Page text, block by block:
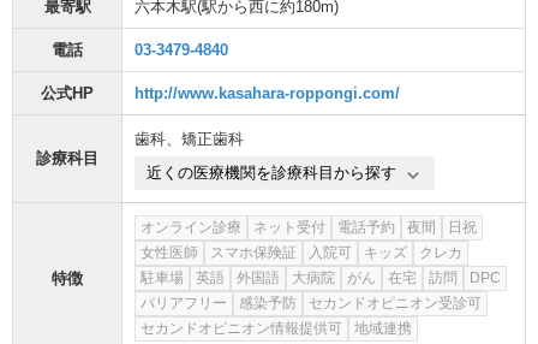
最寄駅 六本木駅(駅から西に約180m)
電話 03-3479-4840
公式HP http://www.kasahara-roppongi.com/
診療科目
歯科、 矯正歯科
近くの医療機関を診療科目から探す
特徴
オンライン診療 ネット受付 電話予約 夜間
日祝
女性医師
スマホ保険証 入院可 キッズ
クレカ
駐車場
英語 外国語 大病院 がん 在宅 訪問
DPC
バリアフリー
感染予防
セカンドオピニオン受診可
セカンドオピニオン情報提供可
地域連携